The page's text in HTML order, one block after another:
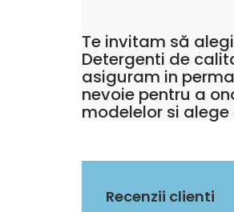
Te invitam să
Detergenti de
asiguram in
nevoie pentru a
modelelor si
Recenzii clienti